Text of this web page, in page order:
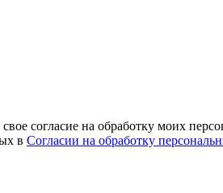
согласие на обработку моих
в Согласии на обработку